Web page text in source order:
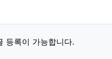
등록이 가능합니다.